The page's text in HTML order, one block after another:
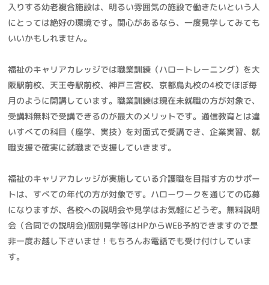
入りする幼老複合施設は、明るい雰囲気の施設で働きたいという人
にとっては絶好の環境です。関心があるなら、一度見学してみても
いいかもしれません。
福祉のキャリアカレッジでは職業訓練（ハロートレーニング）を大
阪駅前校、天王寺駅前校、神戸三宮校、京都烏丸校の4校でほぼ毎
月のように開講しています。職業訓練は現在未就職の方が対象で、
受講料無料で受講できるのが最大のメリットです。通信教育とは違
いすべての科目（座学、実技）を対面式で受講でき、企業実習、就
職支援で確実に就職まで支援していきます。
福祉のキャリアカレッジが実施している介護職を目指す方のサポー
トは、すべての年代の方が対象です。ハローワークを通じての応募
になりますが、各校への説明会や見学はお気軽にどうぞ。無料説明
会（合同での説明会)個別見学等はHPからWEB予約できますので是
非一度お越し下さいませ！もちろんお電話でも受け付けしていま
す。